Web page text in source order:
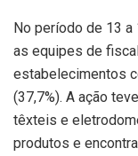
No período de 13 a
as equipes de
estabelecimentos
(37,7%). A ação
têxteis e
produtos e